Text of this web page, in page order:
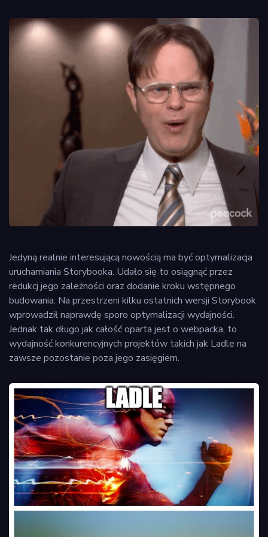
Jedyną realnie interesującą nowością ma być optymalizacja
uruchamiania Storybooka. Udało się to osiągnąć przez
redukcj jego zależności oraz dodanie kroku wstępnego
budowania. Na przestrzeni kilku ostatnich wersji Storybook
wprowadził naprawdę sporo optymalizacji wydajności.
Jednak tak długo jak całość oparta jest o webpacka, to
wydajność konkurencyjnych projektów takich jak Ladle na
zawsze pozostanie poza jego zasięgiem.